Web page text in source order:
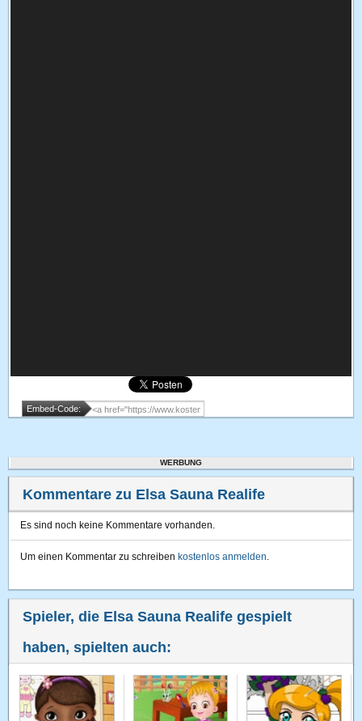
Embed-Code:
WERBUNG
Kommentare zu Elsa Sauna Realife
Es sind noch keine Kommentare vorhanden.
Um einen Kommentar zu schreiben kostenlos anmelden.
Spieler, die Elsa Sauna Realife gespielt
haben, spielten auch: